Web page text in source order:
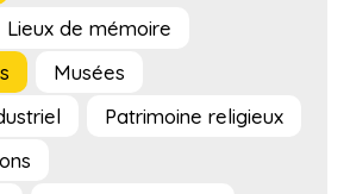
Lieux de mémoire
Musées
Patrimoine religieux